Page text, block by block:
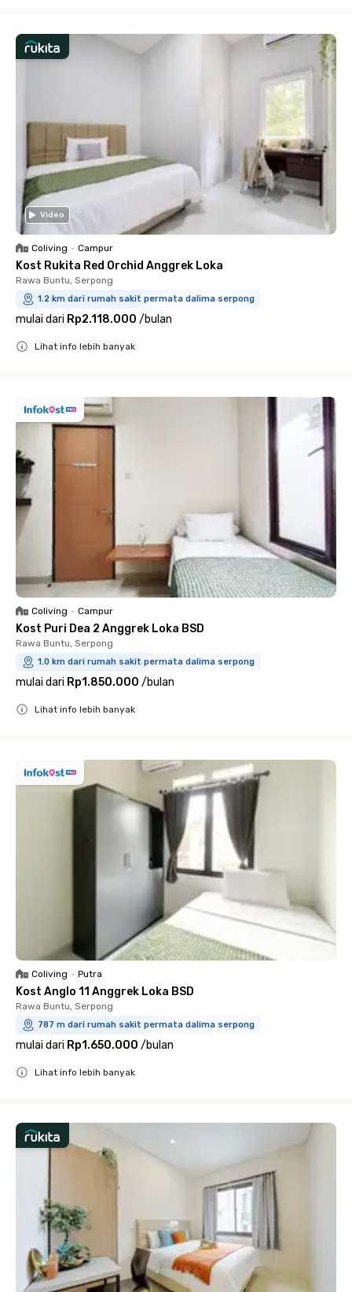
Video
Coliving • Campur
Kost Rukita Red Orchid Anggrek Loka
Rawa Buntu, Serpong
1.2 km dari rumah sakit permata dalima serpong
mulai dari Rp2.118.000 /bulan
Lihat info lebih banyak
Coliving • Campur
Kost Puri Dea 2 Anggrek Loka BSD
Rawa Buntu, Serpong
1.0 km dari rumah sakit permata dalima serpong
mulai dari Rp1.850.000 /bulan
Lihat info lebih banyak
Coliving • Putra
Kost Anglo 11 Anggrek Loka BSD
Rawa Buntu, Serpong
787 m dari rumah sakit permata dalima serpong
mulai dari Rp1.650.000 /bulan
Lihat info lebih banyak